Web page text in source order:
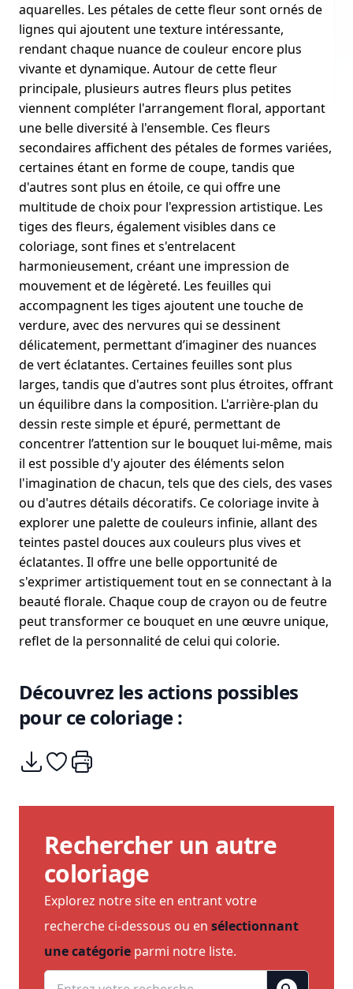
aquarelles. Les pétales de cette fleur sont ornés de
lignes qui ajoutent une texture intéressante,
rendant chaque nuance de couleur encore plus
vivante et dynamique. Autour de cette fleur
principale, plusieurs autres fleurs plus petites
viennent compléter l'arrangement floral, apportant
une belle diversité à l'ensemble. Ces fleurs
secondaires affichent des pétales de formes variées,
certaines étant en forme de coupe, tandis que
d'autres sont plus en étoile, ce qui offre une
multitude de choix pour l'expression artistique. Les
tiges des fleurs, également visibles dans ce
coloriage, sont fines et s'entrelacent
harmonieusement, créant une impression de
mouvement et de légèreté. Les feuilles qui
accompagnent les tiges ajoutent une touche de
verdure, avec des nervures qui se dessinent
délicatement, permettant d’imaginer des nuances
de vert éclatantes. Certaines feuilles sont plus
larges, tandis que d'autres sont plus étroites, offrant
un équilibre dans la composition. L'arrière-plan du
dessin reste simple et épuré, permettant de
concentrer l’attention sur le bouquet lui-même, mais
il est possible d'y ajouter des éléments selon
l'imagination de chacun, tels que des ciels, des vases
ou d'autres détails décoratifs. Ce coloriage invite à
explorer une palette de couleurs infinie, allant des
teintes pastel douces aux couleurs plus vives et
éclatantes. Il offre une belle opportunité de
s'exprimer artistiquement tout en se connectant à la
beauté florale. Chaque coup de crayon ou de feutre
peut transformer ce bouquet en une œuvre unique,
reflet de la personnalité de celui qui colorie.
Découvrez les actions possibles
pour ce coloriage :
Télécharger
Ajouter à mes coups de coeurs
Imprimer
Rechercher un autre
coloriage
Explorez notre site en entrant votre
recherche ci-dessous ou en sélectionnant
une catégorie parmi notre liste.